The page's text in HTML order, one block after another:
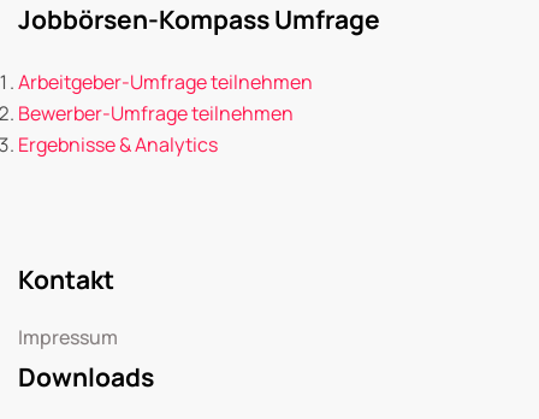
Jobbörsen-Kompass Umfrage
Arbeitgeber-Umfrage teilnehmen
Bewerber-Umfrage teilnehmen
Ergebnisse & Analytics
Kontakt
Impressum
Downloads